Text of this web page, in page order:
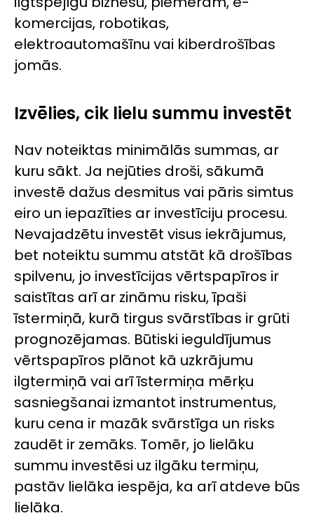
komercijas, robotikas,
elektroautomašīnu vai kiberdrošības
jomās.
Izvēlies, cik lielu summu investēt
Nav noteiktas minimālās summas, ar
kuru sākt. Ja nejūties droši, sākumā
investē dažus desmitus vai pāris simtus
eiro un iepazīties ar investīciju procesu.
Nevajadzētu investēt visus iekrājumus,
bet noteiktu summu atstāt kā drošības
spilvenu, jo investīcijas vērtspapīros ir
saistītas arī ar zināmu risku, īpaši
īstermiņā, kurā tirgus svārstības ir grūti
prognozējamas. Būtiski ieguldījumus
vērtspapīros plānot kā uzkrājumu
ilgtermiņā vai arī īstermiņa mērķu
sasniegšanai izmantot instrumentus,
kuru cena ir mazāk svārstīga un risks
zaudēt ir zemāks. Tomēr, jo lielāku
summu investēsi uz ilgāku termiņu,
pastāv lielāka iespēja, ka arī atdeve būs
lielāka.